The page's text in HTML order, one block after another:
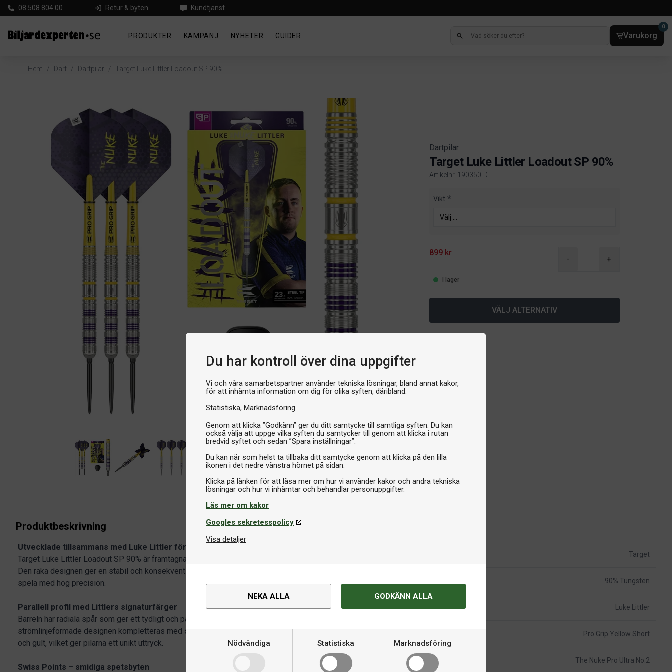
Du har kontroll över dina uppgifter
Vi och våra samarbetspartner använder tekniska lösningar, bland annat kakor,
för att inhämta information om dig för olika syften, däribland:
Statistiska Marknadsföring
Genom att klicka ”Godkänn” ger du ditt samtycke till samtliga syften. Du kan
också välja att uppge vilka syften du samtycker till genom att klicka i rutan
bredvid syftet och sedan ”Spara inställningar”.
Du kan när som helst ta tillbaka ditt samtycke genom att klicka på den lilla
ikonen i det nedre vänstra hörnet på sidan.
Klicka på länken för att läsa mer om hur vi använder kakor och andra tekniska
Läs mer om kakor
Googles sekretesspolicy
Visa detaljer
NEKA ALLA GODKÄNN ALLA
Nödvändiga Statistiska Marknadsföring
08 508 804 00 Retur & byten Kundtjänst
PRODUKTER KAMPANJ NYHETER GUIDER Varukorg
0
Hem / Dart / Dartpilar / Target Luke Littler Loadout SP 90%
Dartpilar
Target Luke Littler Loadout SP 90%
Artikelnr. 190350-D
Product information
Vikt
899 kr
- +
I lager
VÄLJ ALTERNATIV
Produktbeskrivning
Utvecklade tillsammans med Luke Littler för precision och kontroll
Target Luke Littler Loadout SP 90% är framtagna tillsammans med ”The Nuke” Luke Littler.
Den raka designen ger en stabil och konsekvent känsla i handen – perfekt för dig som vill
spela med hög precision.
Parallell profil med Littlers signaturfärger
Barreln har radiala spår som ger ett tydligt och pålitligt fingerfäste genom hela kastet. Den
strömlinjeformade designen kompletteras med subtila inslag av Littlers signaturfärger i lila
och gult, vilket ger pilarna ett unikt uttryck.
Swiss Points – smidiga spetsbyten
Target
90% Tungsten
Spelare Luke Littler
Pro Grip Yellow Short
Flights The Nuke Pro Ultra No.2